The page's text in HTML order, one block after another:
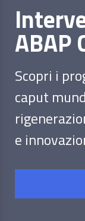
ABAP
Scopri i
caput
e